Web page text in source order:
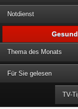
Notdienst
Thema des Monats
Für Sie gelesen
TV-